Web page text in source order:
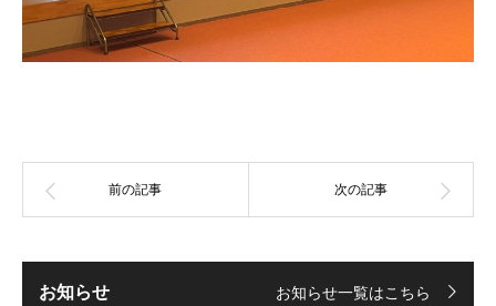
お知らせ お知らせ一覧はこちら